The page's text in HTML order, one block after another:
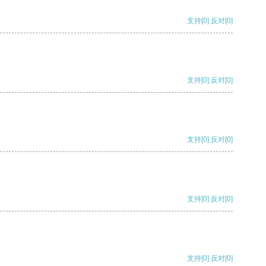
支持[0] 反对[0]
支持[0] 反对[0]
支持[0] 反对[0]
支持[0] 反对[0]
支持[0] 反对[0]